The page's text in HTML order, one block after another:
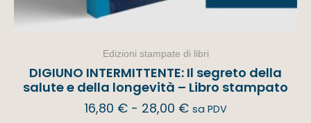
Edizioni stampate di libri
DIGIUNO INTERMITTENTE: Il segreto della
salute e della longevità – Libro stampato
16,80 € - 28,00 € sa PDV